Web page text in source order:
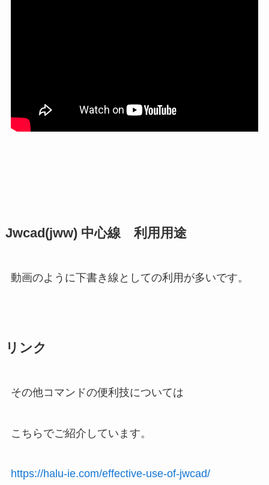
Jwcad(jww) 中心線 利用用途
動画のように下書き線としての利用が多いです。
リンク
その他コマンドの便利技については
こちらでご紹介しています。
https://halu-ie.com/effective-use-of-jwcad/